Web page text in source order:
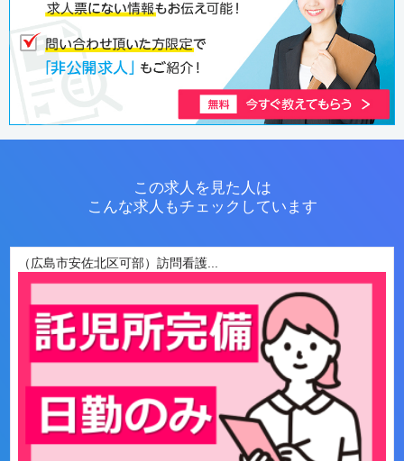
この求人を見た人は
こんな求人もチェックしています
（広島市安佐北区可部）訪問看護...